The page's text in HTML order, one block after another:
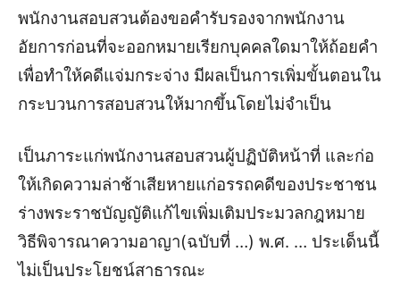
พนักงานสอบสวนต้องขอคำรับรองจากพนักงาน
อัยการก่อนที่จะออกหมายเรียกบุคคลใดมาให้ถ้อยคำ
เพื่อทำให้คดีแจ่มกระจ่าง มีผลเป็นการเพิ่มขั้นตอนใน
กระบวนการสอบสวนให้มากขึ้นโดยไม่จำเป็น
เป็นภาระแก่พนักงานสอบสวนผู้ปฏิบัติหน้าที่ และก่อ
ให้เกิดความล่าช้าเสียหายแก่อรรถคดีของประชาชน
ร่างพระราชบัญญัติแก้ไขเพิ่มเติมประมวลกฎหมาย
วิธีพิจารณาความอาญา(ฉบับที่ …) พ.ศ. … ประเด็นนี้
ไม่เป็นประโยชน์สาธารณะ